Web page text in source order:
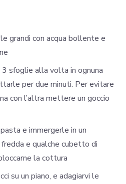
grandi con acqua bollente e
sfoglie alla volta in ognuna
per due minuti. Per evitare
con l’altra mettere un goccio
e immergerle in un
e qualche cubetto di
la cottura
su un piano, e adagiarvi le